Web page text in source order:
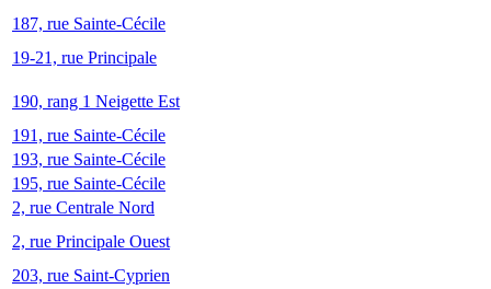
187, rue Sainte-Cécile
19-21, rue Principale
190, rang 1 Neigette Est
191, rue Sainte-Cécile
193, rue Sainte-Cécile
195, rue Sainte-Cécile
2, rue Centrale Nord
2, rue Principale Ouest
203, rue Saint-Cyprien